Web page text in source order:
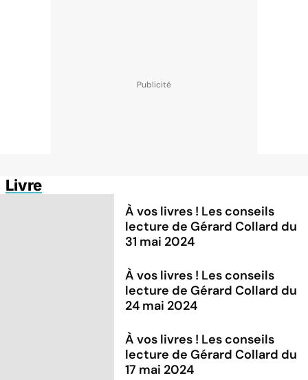
Livre
À vos livres ! Les conseils
lecture de Gérard Collard du
31 mai 2024
À vos livres ! Les conseils
lecture de Gérard Collard du
24 mai 2024
À vos livres ! Les conseils
lecture de Gérard Collard du
17 mai 2024